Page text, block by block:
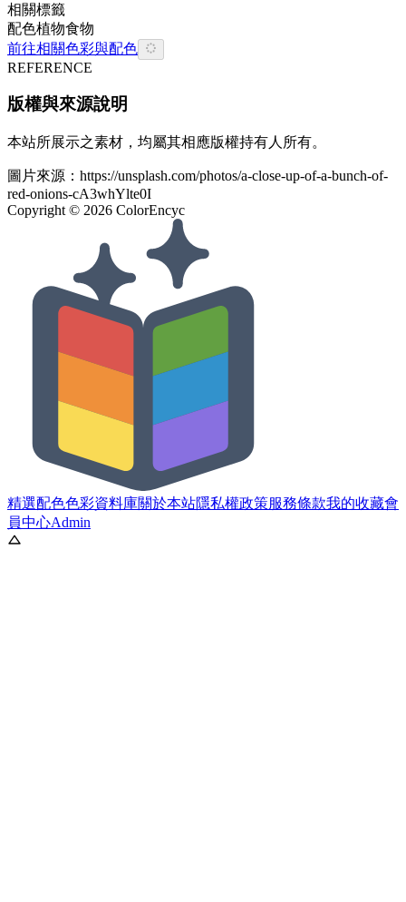
相關標籤
配色植物食物
前往相關色彩與配色
REFERENCE
版權與來源說明
本站所展示之素材，均屬其相應版權持有人所有。
圖片來源： https://unsplash.com/photos/a-close-up-of-a-bunch-of-
red-onions-cA3whYlte0I
Copyright © 2026 ColorEncyc
精選配色色彩資料庫關於本站隱私權政策服務條款我的收藏會
員中心Admin